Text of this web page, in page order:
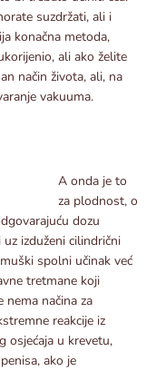
suzdržati, ali i
konačna metoda,
ali ako želite
način života, ali, na
vakuuma.
A onda je to
za plodnost, o
dozu
izduženi cilindrični
spolni učinak već
tretmane koji
nema načina za
reakcije iz
osjećaja u krevetu,
ako je